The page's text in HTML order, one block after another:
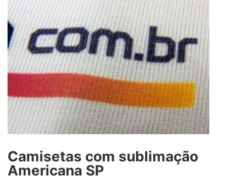
Camisetas com sublimação
Americana SP